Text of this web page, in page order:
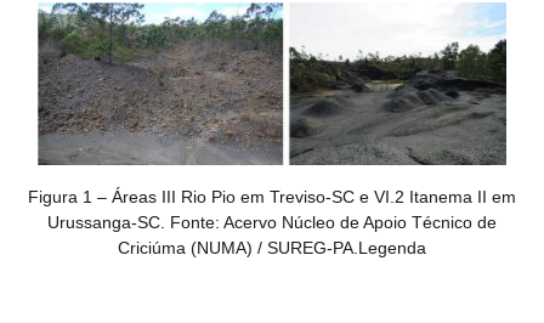
Figura 1 – Áreas III Rio Pio em Treviso-SC e VI.2 Itanema II em
Urussanga-SC. Fonte: Acervo Núcleo de Apoio Técnico de
Criciúma (NUMA) / SUREG-PA.Legenda